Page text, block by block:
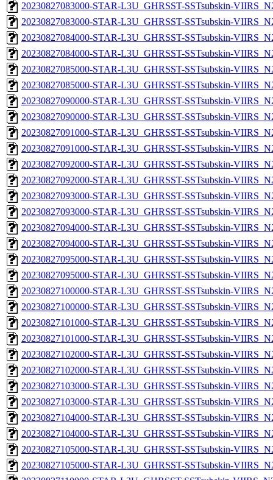
20230827083000-STAR-L3U_GHRSST-SSTsubskin-
20230827083000-STAR-L3U_GHRSST-SSTsubskin-
20230827084000-STAR-L3U_GHRSST-SSTsubskin-
20230827084000-STAR-L3U_GHRSST-SSTsubskin-
20230827085000-STAR-L3U_GHRSST-SSTsubskin-
20230827085000-STAR-L3U_GHRSST-SSTsubskin-
20230827090000-STAR-L3U_GHRSST-SSTsubskin-
20230827090000-STAR-L3U_GHRSST-SSTsubskin-
20230827091000-STAR-L3U_GHRSST-SSTsubskin-
20230827091000-STAR-L3U_GHRSST-SSTsubskin-
20230827092000-STAR-L3U_GHRSST-SSTsubskin-
20230827092000-STAR-L3U_GHRSST-SSTsubskin-
20230827093000-STAR-L3U_GHRSST-SSTsubskin-
20230827093000-STAR-L3U_GHRSST-SSTsubskin-
20230827094000-STAR-L3U_GHRSST-SSTsubskin-
20230827094000-STAR-L3U_GHRSST-SSTsubskin-
20230827095000-STAR-L3U_GHRSST-SSTsubskin-
20230827095000-STAR-L3U_GHRSST-SSTsubskin-
20230827100000-STAR-L3U_GHRSST-SSTsubskin-
20230827100000-STAR-L3U_GHRSST-SSTsubskin-
20230827101000-STAR-L3U_GHRSST-SSTsubskin-
20230827101000-STAR-L3U_GHRSST-SSTsubskin-
20230827102000-STAR-L3U_GHRSST-SSTsubskin-
20230827102000-STAR-L3U_GHRSST-SSTsubskin-
20230827103000-STAR-L3U_GHRSST-SSTsubskin-
20230827103000-STAR-L3U_GHRSST-SSTsubskin-
20230827104000-STAR-L3U_GHRSST-SSTsubskin-
20230827104000-STAR-L3U_GHRSST-SSTsubskin-
20230827105000-STAR-L3U_GHRSST-SSTsubskin-
20230827105000-STAR-L3U_GHRSST-SSTsubskin-